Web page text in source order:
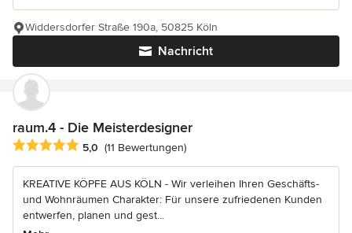
Nachricht
Widdersdorfer Straße 190a, 50825 Köln
raum.4 - Die Meisterdesigner
Durchschnittliche Bewertung: 5 von 5 Sternen
5,0 (11 Bewertungen)
KREATIVE KÖPFE AUS KÖLN - Wir verleihen Ihren Geschäfts-
und Wohnräumen Charakter: Für unsere zufriedenen Kunden
entwerfen, planen und gest...